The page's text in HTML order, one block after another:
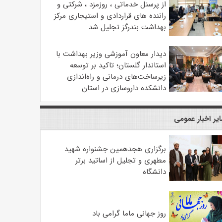
از پرسنل خدماتی ، روزمزد ، شرکتی و
راننده های قراردادی و استیجاری مرکز
بهداشت بندرگز تجلیل شد
دیدار معاون آموزشی وزیر بهداشت با
استاندار گلستان؛ تاکید بر توسعه
زیرساخت‌های درمانی و راه‌اندازی
دانشکده داروسازی در استان
اخبار عمومی
برگزاری هجدهمین جشنواره شهید
مطهری و تجلیل از اساتید برتر
دانشگاه
روز جهانی ماما گرامی باد